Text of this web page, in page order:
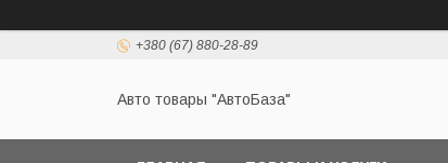
+380 (67) 880-28-89
Авто товары "АвтоБаза"